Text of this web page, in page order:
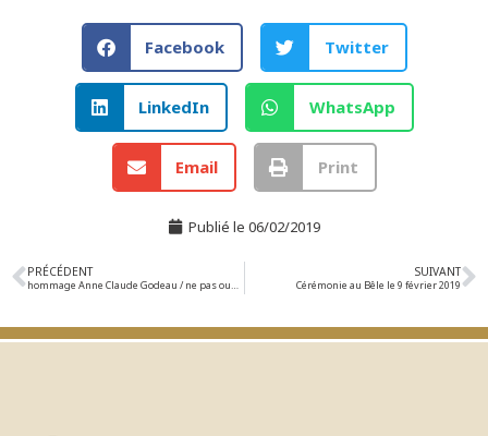
Facebook Twitter
LinkedIn WhatsApp
Email Print
Publié le 06/02/2019
PRÉCÉDENT
hommage Anne Claude Godeau / ne pas oublier Charonne
SUIVANT
Cérémonie au Bêle le 9 février 2019